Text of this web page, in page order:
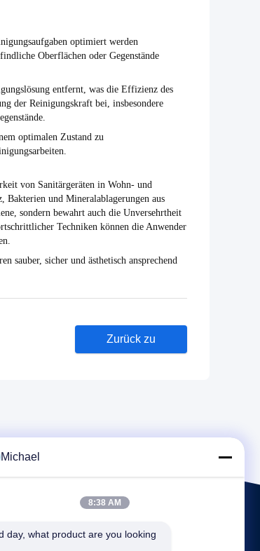
optimiert werden
Oberflächen oder Gegenstände
entfernt, was die Effizienz des
der Reinigungskraft bei, insbesondere
optimalen Zustand zu
von Sanitärgeräten in Wohn- und
Bakterien und Mineralablagerungen aus
sondern bewahrt auch die Unversehrtheit
Techniken können die Anwender
sauber, sicher und ästhetisch ansprechend
Zurück zu
Michael
8:38 AM
day, what product are you looking